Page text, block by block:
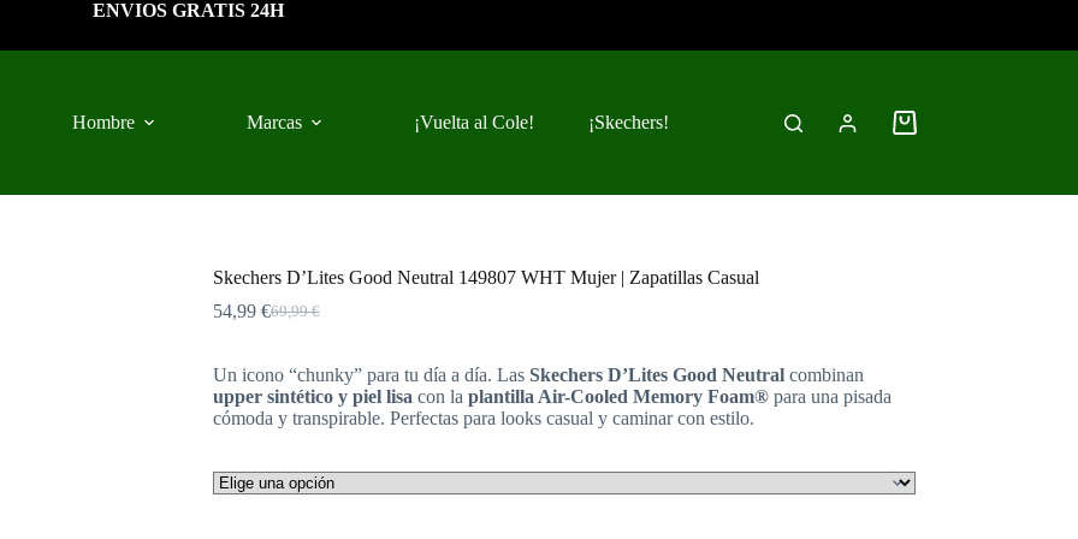
ENVIOS GRATIS 24H
Hombre Marcas ¡Vuelta al Cole! ¡Skechers!
Carro
Skechers D’Lites Good Neutral 149807 WHT Mujer | Zapatillas Casual
69,99€
El
original
era:
69,99 €.
54,99 €El
actual
es:
54,99 €.
Un icono “chunky” para tu día a día. Las Skechers D’Lites Good Neutralcombinan
upper sintético y piel lisa con la plantilla Air-Cooled Memory Foam®para una pisada
cómoda y transpirable. Perfectas para looks casual y caminar con estilo.